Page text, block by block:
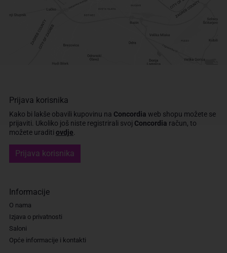
Prijava korisnika
Kako bi lakše obavili kupovinu na Concordia web shopu možete se
prijaviti. Ukoliko još niste registrirali svoj Concordia račun, to
možete uraditi ovdje
Prijava korisnika
Informacije
O nama
Izjava o privatnosti
Saloni
Opće informacije i kontakti